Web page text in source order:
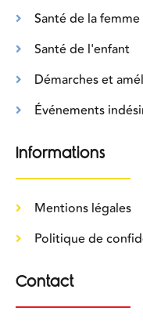
Santé de la femme
Santé de l'enfant
Démarches et
Événements
Informations
Mentions légales
Politique de
Contact